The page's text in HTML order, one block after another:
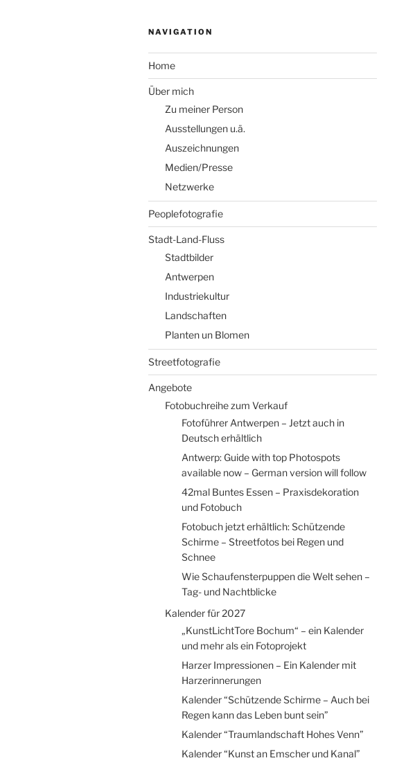
NAVIGATION
Home
Über mich
Zu meiner Person
Ausstellungen u.ä.
Auszeichnungen
Medien/Presse
Netzwerke
Peoplefotografie
Stadt-Land-Fluss
Stadtbilder
Antwerpen
Industriekultur
Landschaften
Planten un Blomen
Streetfotografie
Angebote
Fotobuchreihe zum Verkauf
Fotoführer Antwerpen – Jetzt auch in
Deutsch erhältlich
Antwerp: Guide with top Photospots
available now – German version will follow
42mal Buntes Essen – Praxisdekoration
und Fotobuch
Fotobuch jetzt erhältlich: Schützende
Schirme – Streetfotos bei Regen und
Schnee
Wie Schaufensterpuppen die Welt sehen –
Tag- und Nachtblicke
Kalender für 2027
„KunstLichtTore Bochum“ – ein Kalender
und mehr als ein Fotoprojekt
Harzer Impressionen – Ein Kalender mit
Harzerinnerungen
Kalender “Schützende Schirme – Auch bei
Regen kann das Leben bunt sein”
Kalender “Traumlandschaft Hohes Venn”
Kalender “Kunst an Emscher und Kanal”